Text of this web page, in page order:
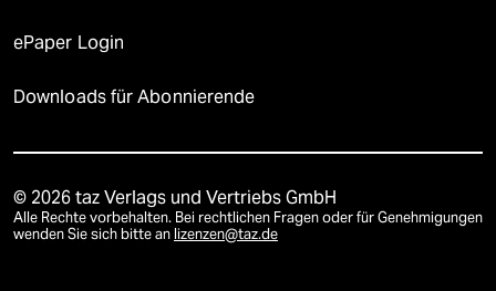
ePaper Login
Downloads für Abonnierende
© 2026 taz Verlags und Vertriebs GmbH
Alle Rechte vorbehalten. Bei rechtlichen Fragen oder für Genehmigungen
wenden Sie sich bitte an lizenzen@taz.de